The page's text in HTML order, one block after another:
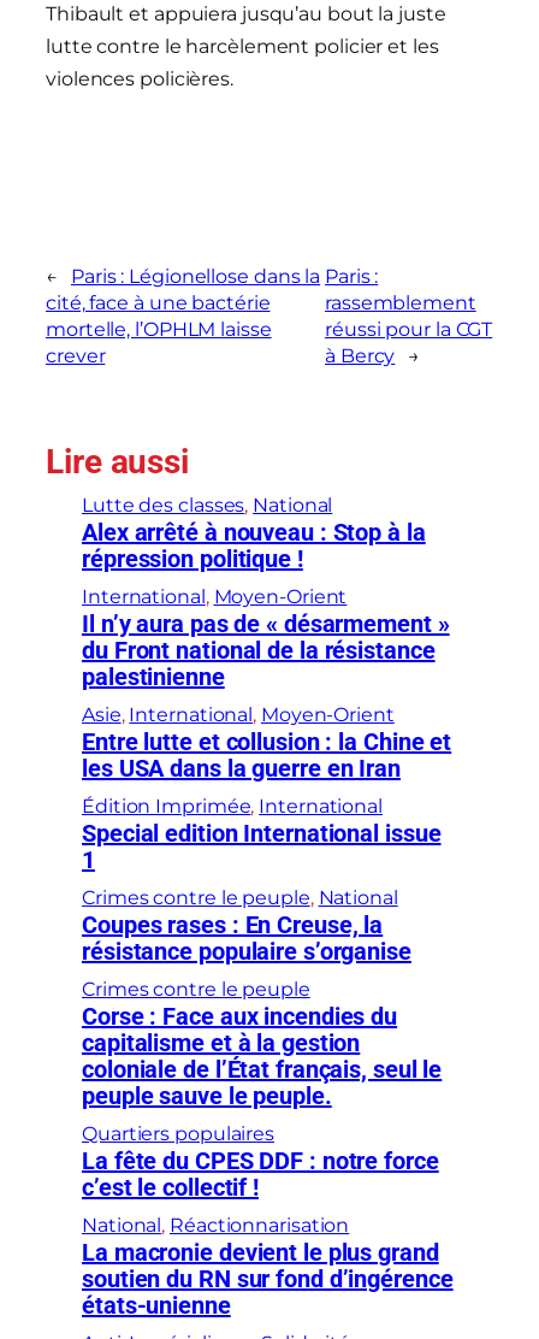
Thibault et appuiera jusqu’au bout la juste
lutte contre le harcèlement policier et les
violences policières.
←
Paris : Légionellose dans la
cité, face à une bactérie
mortelle, l’OPHLM laisse
crever
Paris :
rassemblement
réussi pour la CGT
à Bercy
→
Lire aussi
Lutte des classes, National
Alex arrêté à nouveau : Stop à la
répression politique !
International, Moyen-Orient
Il n’y aura pas de « désarmement »
du Front national de la résistance
palestinienne
Asie, International, Moyen-Orient
Entre lutte et collusion : la Chine et
les USA dans la guerre en Iran
Édition Imprimée, International
Special edition International issue
1
Crimes contre le peuple, National
Coupes rases : En Creuse, la
résistance populaire s’organise
Crimes contre le peuple
Corse : Face aux incendies du
capitalisme et à la gestion
coloniale de l’État français, seul le
peuple sauve le peuple.
Quartiers populaires
La fête du CPES DDF : notre force
c’est le collectif !
National, Réactionnarisation
La macronie devient le plus grand
soutien du RN sur fond d’ingérence
états-unienne